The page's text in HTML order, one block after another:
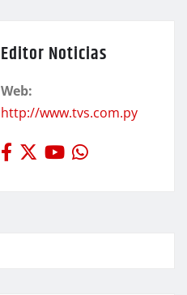
Editor Noticias
Web:
http://www.tvs.com.py